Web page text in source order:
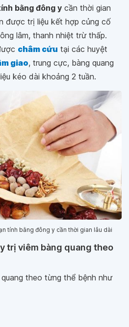
bằng đông y cần thời gian
được trị liệu kết hợp củng cố
lâm, thanh nhiệt trừ thấp.
châm cứu tại các huyệt
giao, trung cực, bàng quang
kéo dài khoảng 2 tuần.
tính bằng đông y cần thời gian lâu dài
trị viêm bàng quang theo
theo từng thể bệnh như